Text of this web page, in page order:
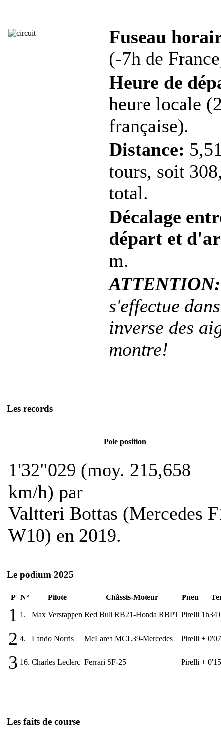
Fuseau
(-7h de
Heure de
heure locale
française).
Distance:
tours, soit
total.
Décalage
départ et
m.
ATTENTION:
s'effectue
inverse des
montre!
Les records
Pole position
1'32"029 (moy. 215,658
km/h) par
Valtteri Bottas (Mercedes
W10) en 2019.
Le podium 2025
P N° Pilote Châssis-Moteur Pneu
1 1. Max Verstappen Red Bull RB21-Honda RBPT Pirelli
2 4. Lando Norris McLaren MCL39-Mercedes Pirelli +
3 16. Charles Leclerc Ferrari SF-25 Pirelli +
Les faits de course